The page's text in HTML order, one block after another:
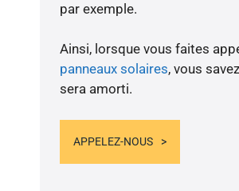
par exemple.
Ainsi, lorsque vous faites
panneaux solaires, vous
sera amorti.
APPELEZ-NOUS